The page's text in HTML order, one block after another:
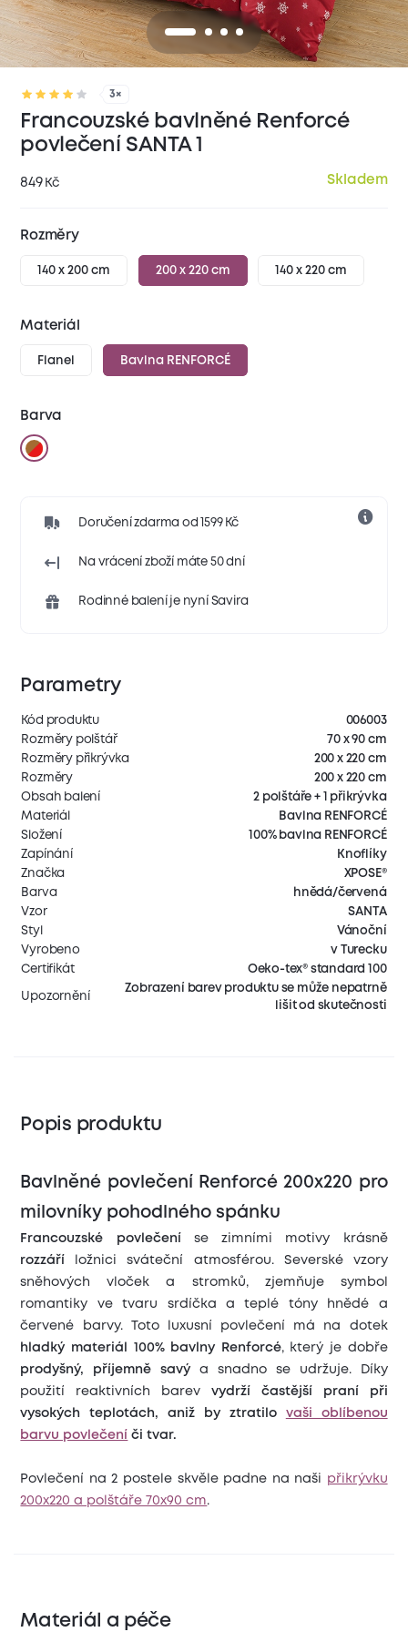
3×
Francouzské bavlněné Renforcé
povlečení SANTA 1
849 Kč Skladem
Rozměry
140 x 200 cm 200 x 220 cm 140 x 220 cm
Materiál
Flanel Bavlna RENFORCÉ
Barva
Doručení zdarma od 1599 Kč
Na vrácení zboží máte 50 dní
Rodinné balení je nyní Savira
Parametry
Kód produktu
006003
Rozměry polštář
70 x 90 cm
Rozměry přikrývka
200 x 220 cm
Rozměry
200 x 220 cm
Obsah balení
2 polštáře + 1 přikrývka
Materiál
Bavlna RENFORCÉ
Složení
100% bavlna RENFORCÉ
Zapínání
Knoflíky
Značka
XPOSE®
Barva
hnědá/červená
Vzor
SANTA
Styl
Vánoční
Vyrobeno
v Turecku
Certifikát
Oeko-tex® standard 100
Upozornění
Zobrazení barev produktu se může nepatrně
lišit od skutečnosti
Popis produktu
Bavlněné povlečení Renforcé 200x220 pro
milovníky pohodlného spánku
Francouzské povlečení se zimními motivy krásně
rozzáří
ložnici sváteční atmosférou. Severské vzory
sněhových vloček a stromků, zjemňuje symbol
romantiky ve tvaru srdíčka a teplé tóny hnědé a
červené barvy. Toto luxusní povlečení má na dotek
hladký materiál 100% bavlny Renforcé, který je dobře
prodyšný, příjemně savýa snadno se udržuje. Díky
použití reaktivních barev vydrží častější praní při
vysokých teplotách, aniž by ztratilo vaši oblíbenou
barvu povlečení
či tvar.
Povlečení na 2 postele skvěle padne na naši
přikrývku
200x220 a polštáře 70x90 cm.
Materiál a péče